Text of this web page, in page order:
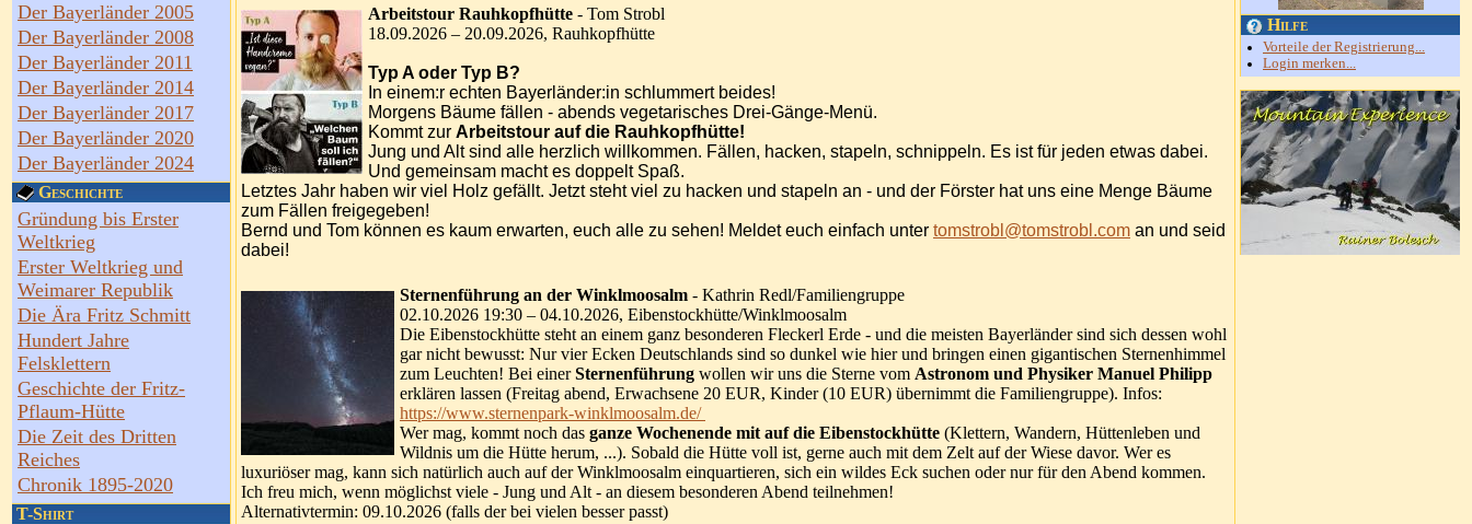
Der Bayerländer 2005
Der Bayerländer 2008
Der Bayerländer 2011
Der Bayerländer 2014
Der Bayerländer 2017
Der Bayerländer 2020
Der Bayerländer 2024
Geschichte
Gründung bis Erster
Weltkrieg
Erster Weltkrieg und
Weimarer Republik
Die Ära Fritz Schmitt
Hundert Jahre
Felsklettern
Geschichte der Fritz-
Pflaum-Hütte
Die Zeit des Dritten
Reiches
Chronik 1895-2020
T-Shirt
Arbeitstour Rauhkopfhütte - Tom Strobl
18.09.2026 – 20.09.2026, Rauhkopfhütte
Typ A oder Typ B?
In einem:r echten Bayerländer:in schlummert beides!
Morgens Bäume fällen - abends vegetarisches Drei-Gänge-Menü.
Kommt zur Arbeitstour auf die Rauhkopfhütte!
Jung und Alt sind alle herzlich willkommen. Fällen, hacken, stapeln, schnippeln. Es ist für jeden etwas dabei.
Und gemeinsam macht es doppelt Spaß.
Letztes Jahr haben wir viel Holz gefällt. Jetzt steht viel zu hacken und stapeln an - und der Förster hat uns eine Menge Bäume
zum Fällen freigegeben!
Bernd und Tom können es kaum erwarten, euch alle zu sehen! Meldet euch einfach unter tomstrobl@tomstrobl.com an und seid
dabei!
Sternenführung an der Winklmoosalm - Kathrin Redl/Familiengruppe
02.10.2026 19:30 – 04.10.2026, Eibenstockhütte/Winklmoosalm
Die Eibenstockhütte steht an einem ganz besonderen Fleckerl Erde - und die meisten Bayerländer sind sich dessen wohl
gar nicht bewusst: Nur vier Ecken Deutschlands sind so dunkel wie hier und bringen einen gigantischen Sternenhimmel
zum Leuchten! Bei einerSternenführung wollen wir uns die Sterne vom Astronom und Physiker Manuel Philipp
erklären lassen (Freitag abend, Erwachsene 20 EUR, Kinder (10 EUR) übernimmt die Familiengruppe). Infos:
https://www.sternenpark-winklmoosalm.de/
Wer mag, kommt noch das ganze Wochenende mit auf die Eibenstockhütte (Klettern, Wandern, Hüttenleben und
Wildnis um die Hütte herum, ...). Sobald die Hütte voll ist, gerne auch mit dem Zelt auf der Wiese davor. Wer es
luxuriöser mag, kann sich natürlich auch auf der Winklmoosalm einquartieren, sich ein wildes Eck suchen oder nur für den Abend kommen.
Ich freu mich, wenn möglichst viele - Jung und Alt - an diesem besonderen Abend teilnehmen!
Alternativtermin: 09.10.2026 (falls der bei vielen besser passt)
Hilfe
Vorteile der Registrierung...
Login merken...